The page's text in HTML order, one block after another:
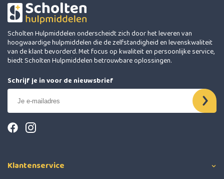
Scholten Hulpmiddelen onderscheidt zich door het leveren van
hoogwaardige hulpmiddelen die de zelfstandigheid en levenskwaliteit
van de klant bevorderd. Met focus op kwaliteit en persoonlijke service,
biedt Scholten Hulpmiddelen betrouwbare oplossingen.
Schrijf je in voor de nieuwsbrief
Klantenservice